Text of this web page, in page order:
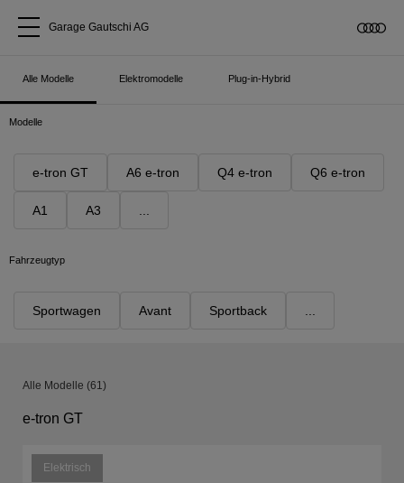
Alle Modelle
Garage Gautschi AG
Alle Modelle Elektromodelle Plug-in-Hybrid
Modelle
e-tron GT A6 e-tron Q4 e-tron Q6 e-tron
A1 A3
Fahrzeugtyp
Sportwagen Avant Sportback
Alle Modelle (61)
e-tron GT
Elektrisch